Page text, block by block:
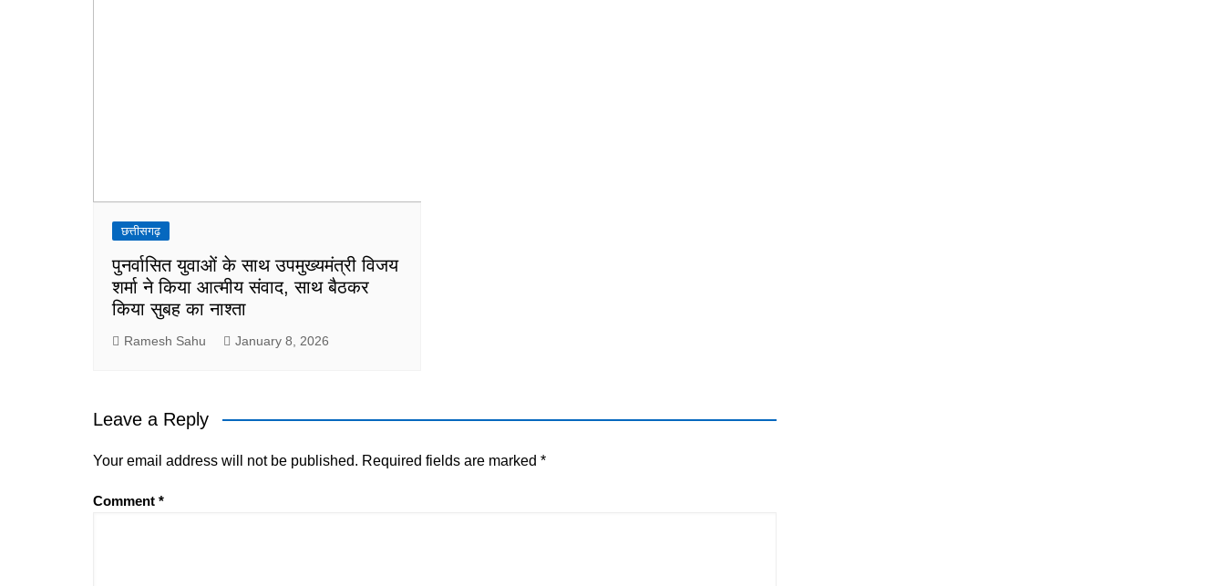
छत्तीसगढ़
पुनर्वासित युवाओं के साथ उपमुख्यमंत्री विजय
शर्मा ने किया आत्मीय संवाद, साथ बैठकर
किया सुबह का नाश्ता
Ramesh Sahu January 8, 2026
Leave a Reply
Your email address will not be published. Required fields are marked *
Comment *